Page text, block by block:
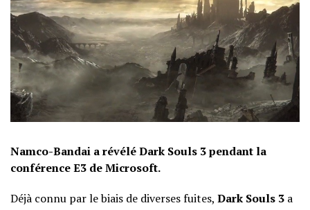
Namco-Bandai a révélé Dark Souls 3 pendant la
conférence E3 de Microsoft.
Déjà connu par le biais de diverses fuites, Dark Souls 3 a